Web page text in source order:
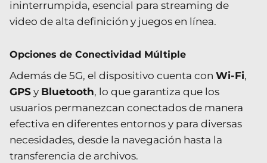
ininterrumpida, esencial para streaming de
video de alta definición y juegos en línea.
Opciones de Conectividad Múltiple
Además de 5G, el dispositivo cuenta con Wi-Fi,
GPS y Bluetooth, lo que garantiza que los
usuarios permanezcan conectados de manera
efectiva en diferentes entornos y para diversas
necesidades, desde la navegación hasta la
transferencia de archivos.